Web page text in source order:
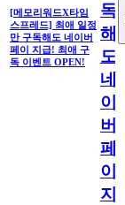
[메모리워드X타임
스프레드] 최애 일정
만 구독해도 네이버
페이 지급! 최애 구
독 이벤트 OPEN!
독
해
도
네
이
버
페
이
지